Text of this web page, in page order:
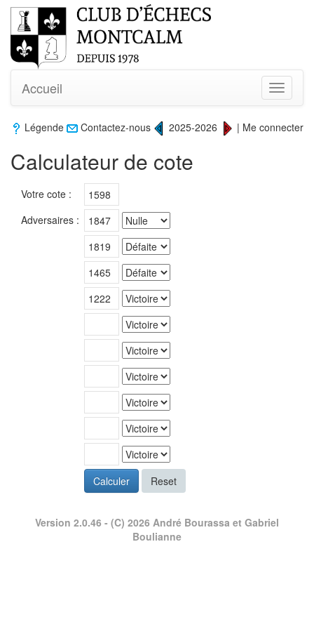
Toggle
Accueil
Légende Contactez-nous 2025-2026 | Me connecter
Calculateur de cote
Votre cote :
Adversaires :
Calculer Reset
Version 2.0.46 - (C) 2026 André Bourassa et Gabriel
Boulianne